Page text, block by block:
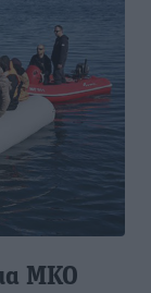
ΜΚΟ